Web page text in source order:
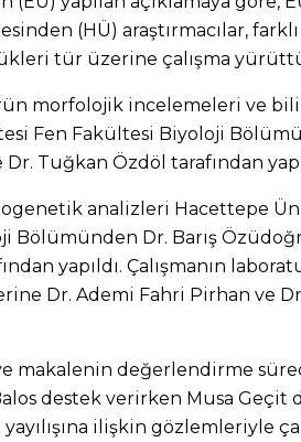
(HÜ) araştırmacılar, farklı
tür üzerine çalışma
morfolojik incelemeleri ve
Fen Fakültesi Biyoloji
Dr. Tuğkan Özdöl tarafından
analizleri Hacettepe
Bölümünden Dr. Barış
yapıldı. Çalışmanın
Dr. Ademi Fahri Pirhan ve
makalenin değerlendirme
destek verirken Musa Geçit
ilişkin gözlemleriyle